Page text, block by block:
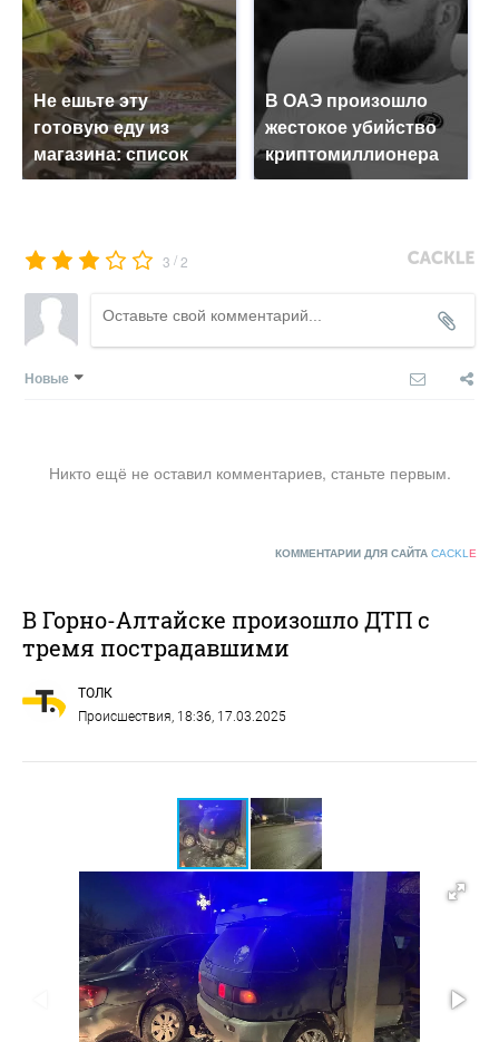
Не ешьте эту
готовую еду из
магазина: список
В ОАЭ произошло
жестокое убийство
криптомиллионера
3 /2
Новые
Никто ещё не оставил комментариев, станьте первым.
КОММЕНТАРИИ ДЛЯ САЙТА CACKL E
В Горно-Алтайске произошло ДТП с
тремя пострадавшими
ТОЛК
Происшествия , 18:36, 17.03.2025